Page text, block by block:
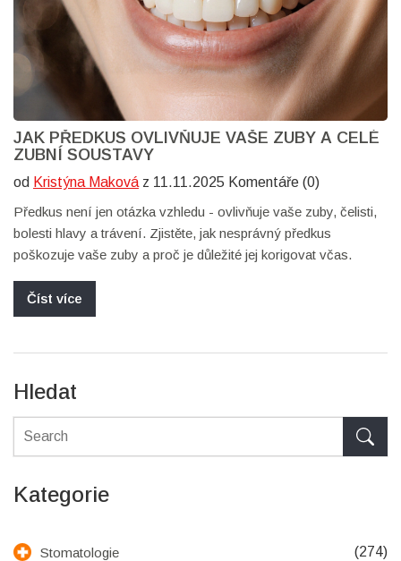
JAK PŘEDKUS OVLIVŇUJE VAŠE ZUBY A CELÉ
ZUBNÍ SOUSTAVY
od Kristýna Maková z 11.11.2025 Komentáře (0)
Předkus není jen otázka vzhledu - ovlivňuje vaše zuby, čelisti,
bolesti hlavy a trávení. Zjistěte, jak nesprávný předkus
poškozuje vaše zuby a proč je důležité jej korigovat včas.
Číst více
Hledat
Kategorie
Stomatologie (274)